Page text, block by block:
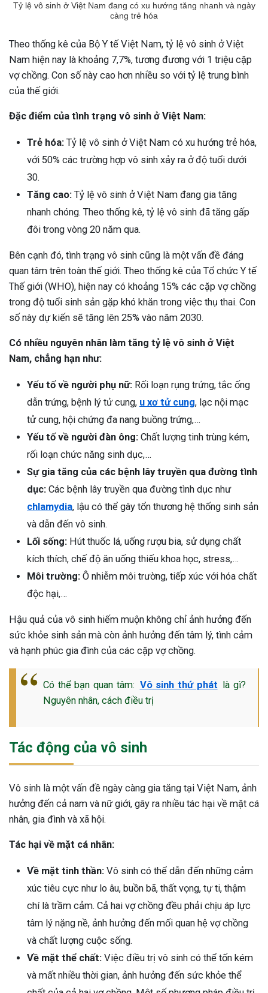
Sau Sinh Có Tự Khỏi
Thông Tin Cần Biết
sau sinh là tình trạng viêm da
phổ biến, khiến đôi bàn tay,
của chị em trở nên khô...
Tỷ lệ vô sinh ở Việt Nam đang có xu hướng tăng nhanh và ngày
càng trẻ hóa
Theo thống kê của Bộ Y tế Việt Nam, tỷ lệ vô sinh ở Việt
Nam hiện nay là khoảng 7,7%, tương đương với 1 triệu cặp
vợ chồng. Con số này cao hơn nhiều so với tỷ lệ trung bình
của thế giới.
Đặc điểm của tình trạng vô sinh ở Việt Nam:
Trẻ hóa: Tỷ lệ vô sinh ở Việt Nam có xu hướng trẻ hóa,
với 50% các trường hợp vô sinh xảy ra ở độ tuổi dưới
30.
Tăng cao: Tỷ lệ vô sinh ở Việt Nam đang gia tăng
nhanh chóng. Theo thống kê, tỷ lệ vô sinh đã tăng gấp
đôi trong vòng 20 năm qua.
Bên cạnh đó, tình trạng vô sinh cũng là một vấn đề đáng
quan tâm trên toàn thế giới. Theo thống kê của Tổ chức Y tế
Thế giới (WHO), hiện nay có khoảng 15% các cặp vợ chồng
trong độ tuổi sinh sản gặp khó khăn trong việc thụ thai. Con
số này dự kiến sẽ tăng lên 25% vào năm 2030.
Có nhiều nguyên nhân làm tăng tỷ lệ vô sinh ở Việt
Nam, chẳng hạn như:
Yếu tố về người phụ nữ: Rối loạn rụng trứng, tắc ống
dẫn trứng, bệnh lý tử cung, u xơ tử cung, lạc nội mạc
tử cung, hội chứng đa nang buồng trứng,…
Yếu tố về người đàn ông: Chất lượng tinh trùng kém,
rối loạn chức năng sinh dục,…
Sự gia tăng của các bệnh lây truyền qua đường tình
dục: Các bệnh lây truyền qua đường tình dục như
chlamydia, lậu có thể gây tổn thương hệ thống sinh sản
và dẫn đến vô sinh.
Lối sống: Hút thuốc lá, uống rượu bia, sử dụng chất
kích thích, chế độ ăn uống thiếu khoa học, stress,…
Môi trường: Ô nhiễm môi trường, tiếp xúc với hóa chất
độc hại,…
Hậu quả của vô sinh hiếm muộn không chỉ ảnh hưởng đến
sức khỏe sinh sản mà còn ảnh hưởng đến tâm lý, tình cảm
và hạnh phúc gia đình của các cặp vợ chồng.
Có thể bạn quan tâm: Vô sinh thứ phát
là gì?
Nguyên nhân, cách điều trị
Tác động của vô sinh
Vô sinh là một vấn đề ngày càng gia tăng tại Việt Nam, ảnh
hưởng đến cả nam và nữ giới, gây ra nhiều tác hại về mặt cá
nhân, gia đình và xã hội.
Tác hại về mặt cá nhân:
Về mặt tinh thần: Vô sinh có thể dẫn đến những cảm
xúc tiêu cực như lo âu, buồn bã, thất vọng, tự ti, thậm
chí là trầm cảm. Cả hai vợ chồng đều phải chịu áp lực
tâm lý nặng nề, ảnh hưởng đến mối quan hệ vợ chồng
và chất lượng cuộc sống.
Về mặt thể chất: Việc điều trị vô sinh có thể tốn kém
và mất nhiều thời gian, ảnh hưởng đến sức khỏe thể